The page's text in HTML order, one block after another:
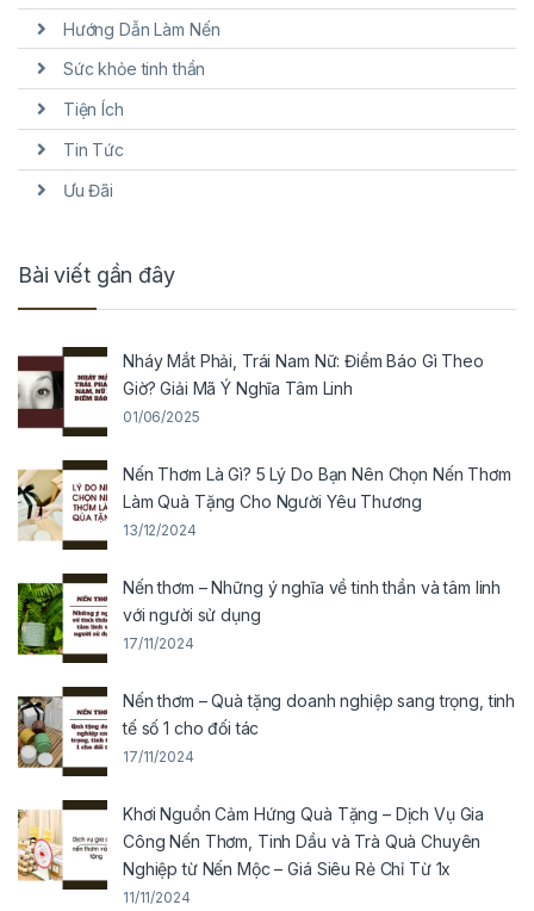
Hướng Dẫn Làm Nến
Sức khỏe tinh thần
Tiện Ích
Tin Tức
Ưu Đãi
Bài viết gần đây
Nháy Mắt Phải, Trái Nam Nữ: Điềm Báo Gì Theo
Giờ? Giải Mã Ý Nghĩa Tâm Linh
01/06/2025
Nến Thơm Là Gì? 5 Lý Do Bạn Nên Chọn Nến Thơm
Làm Quà Tặng Cho Người Yêu Thương
13/12/2024
Nến thơm – Những ý nghĩa về tinh thần và tâm linh
với người sử dụng
17/11/2024
Nến thơm – Quà tặng doanh nghiệp sang trọng, tinh
tế số 1 cho đối tác
17/11/2024
Khơi Nguồn Cảm Hứng Quà Tặng – Dịch Vụ Gia
Công Nến Thơm, Tinh Dầu và Trà Quà Chuyên
Nghiệp từ Nến Mộc – Giá Siêu Rẻ Chỉ Từ 1x
11/11/2024